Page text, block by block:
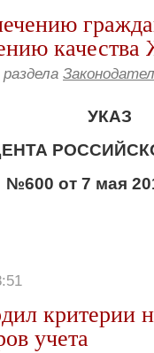
УКАЗ
№600 от 7 мая
критерии
учета